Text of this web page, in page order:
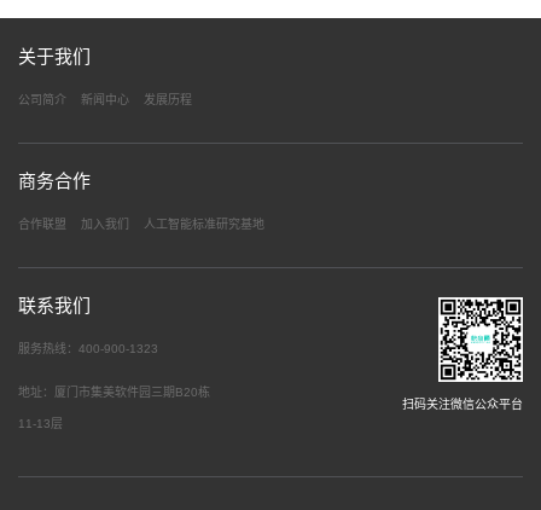
关于我们
公司简介 新闻中心 发展历程
商务合作
合作联盟 加入我们 人工智能标准研究基地
联系我们
服务热线：400-900-1323
地址：厦门市集美软件园三期B20栋
11-13层
扫码关注微信公众平台